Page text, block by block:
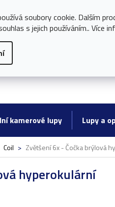
soubory cookie. Dalším
s jejich používáním.. Více
kamerové lupy Lupy a
Coil > Zvětšení 6x - Čočka brýlová
hyperokulární